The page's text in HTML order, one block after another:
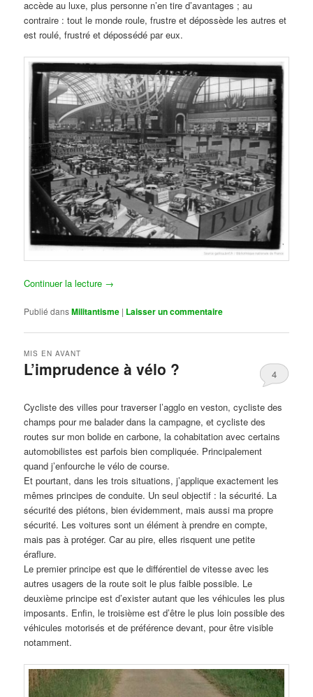
accède au luxe, plus personne n’en tire d’avantages ; au
contraire : tout le monde roule, frustre et dépossède les autres et
est roulé, frustré et dépossédé par eux.
Continuer la lecture →
Publié dansMilitantisme | Laisser un commentaire
L’imprudence à vélo ?
MIS EN AVANT
4
Cycliste des villes pour traverser l’agglo en veston, cycliste des
champs pour me balader dans la campagne, et cycliste des
routes sur mon bolide en carbone, la cohabitation avec certains
automobilistes est parfois bien compliquée. Principalement
quand j’enfourche le vélo de course.
Et pourtant, dans les trois situations, j’applique exactement les
mêmes principes de conduite. Un seul objectif : la sécurité. La
sécurité des piétons, bien évidemment, mais aussi ma propre
sécurité. Les voitures sont un élément à prendre en compte,
mais pas à protéger. Car au pire, elles risquent une petite
éraflure.
Le premier principe est que le différentiel de vitesse avec les
autres usagers de la route soit le plus faible possible. Le
deuxième principe est d’exister autant que les véhicules les plus
imposants. Enfin, le troisième est d’être le plus loin possible des
véhicules motorisés et de préférence devant, pour être visible
notamment.